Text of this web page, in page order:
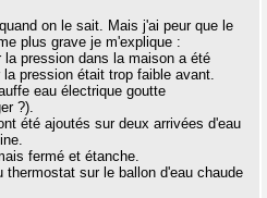
on le sait. Mais j'ai peur que le
plus grave je m'explique :
pression dans la maison a été
pression était trop faible avant.
eau électrique goutte
?).
été ajoutés sur deux arrivées d'eau
fermé et étanche.
thermostat sur le ballon d'eau chaude